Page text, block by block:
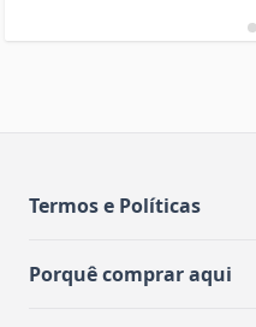
Termos e Políticas
Porquê comprar aqui